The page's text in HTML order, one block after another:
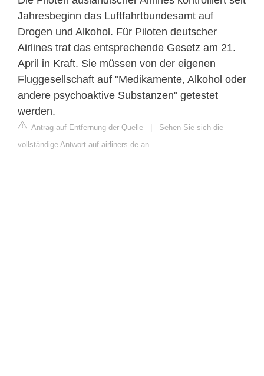
Jahresbeginn das Luftfahrtbundesamt auf
Drogen und Alkohol. Für Piloten deutscher
Airlines trat das entsprechende Gesetz am 21.
April in Kraft. Sie müssen von der eigenen
Fluggesellschaft auf "Medikamente, Alkohol oder
andere psychoaktive Substanzen" getestet
werden.
Antrag auf Entfernung der Quelle | Sehen Sie sich die
vollständige Antwort auf airliners.de an